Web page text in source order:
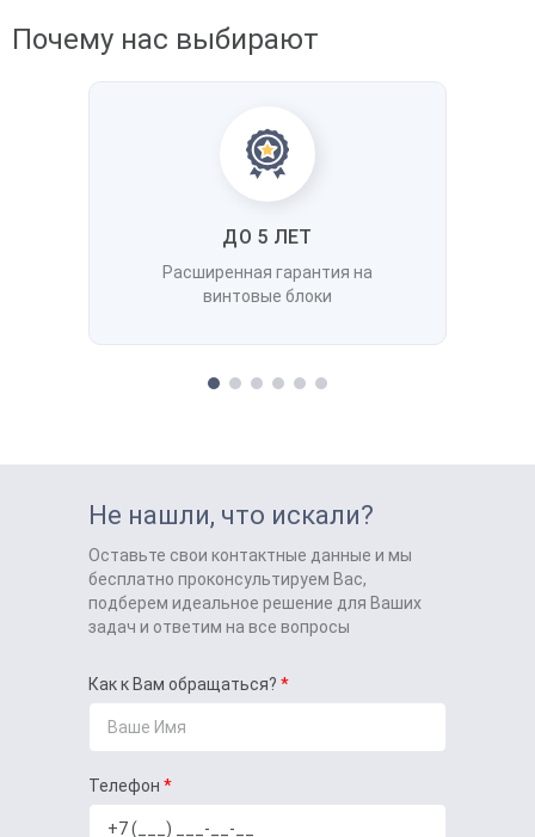
Почему нас выбирают
ДО 5 ЛЕТ
Расширенная гарантия на
винтовые блоки
Не нашли, что искали?
Оставьте свои контактные данные и мы
бесплатно проконсультируем Вас,
подберем идеальное решение для Ваших
задач и ответим на все вопросы
Как к Вам обращаться?
Телефон